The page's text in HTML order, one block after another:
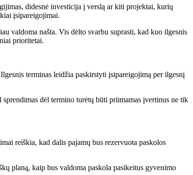
didesnė investicija į verslą ar kiti projektai, kurių
įsipareigojimai.
valdoma našta. Vis dėlto svarbu suprasti, kad kuo ilgesnis
prioritetai.
terminas leidžia paskirstyti įsipareigojimą per ilgesnį
dėl termino turėtų būti priimamas įvertinus ne tik
reiškia, kad dalis pajamų bus rezervuota paskolos
planą, kaip bus valdoma paskola pasikeitus gyvenimo